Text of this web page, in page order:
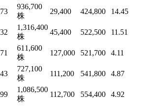
936,700
株
29,400 424,800 14.45
1,316,400
株
45,400 522,500 11.51
611,600
株
127,000 521,700 4.11
727,100
株
111,200 541,800 4.87
1,086,500
株
112,700 554,400 4.92